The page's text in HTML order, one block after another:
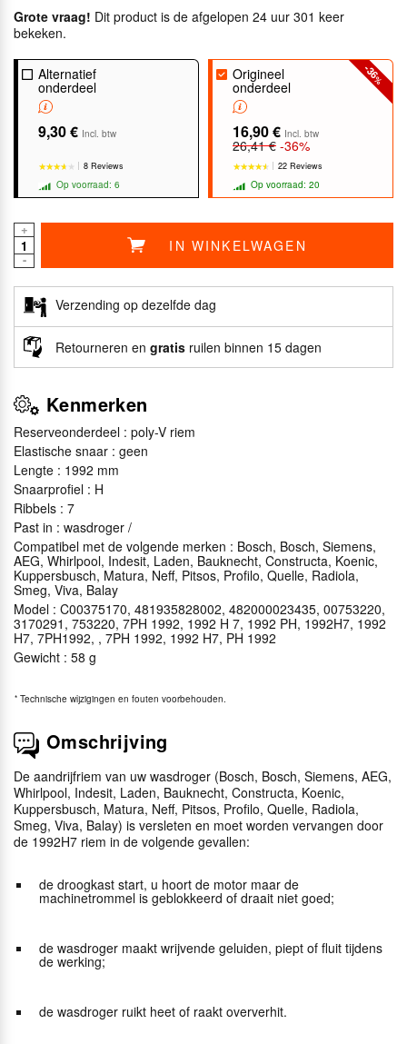
Grote vraag! Dit product is de afgelopen 24 uur 301 keer
bekeken.
Alternatief
onderdeel
9,30 € Incl. btw
8 Reviews
Op voorraad: 6
-36
%
Origineel
onderdeel
16,90 € Incl. btw
26,41 € -36%
22 Reviews
Op voorraad: 20
+
-
IN WINKELWAGEN
Verzending op dezelfde dag
Retourneren en gratis ruilen binnen 15 dagen
Kenmerken
Reserveonderdeel : poly-V riem
Elastische snaar : geen
Lengte : 1992 mm
Snaarprofiel : H
Ribbels : 7
Past in : wasdroger /
Compatibel met de volgende merken : Bosch, Bosch, Siemens,
AEG, Whirlpool, Indesit, Laden, Bauknecht, Constructa, Koenic,
Kuppersbusch, Matura, Neff, Pitsos, Profilo, Quelle, Radiola,
Smeg, Viva, Balay
Model : C00375170, 481935828002, 482000023435, 00753220,
3170291, 753220, 7PH 1992, 1992 H 7, 1992 PH, 1992H7, 1992
H7, 7PH1992, , 7PH 1992, 1992 H7, PH 1992
Gewicht : 58 g
* Technische wijzigingen en fouten voorbehouden.
Omschrijving
De aandrijfriem van uw wasdroger (Bosch, Bosch, Siemens, AEG,
Whirlpool, Indesit, Laden, Bauknecht, Constructa, Koenic,
Kuppersbusch, Matura, Neff, Pitsos, Profilo, Quelle, Radiola,
Smeg, Viva, Balay) is versleten en moet worden vervangen door
de 1992H7 riem in de volgende gevallen:
de droogkast start, u hoort de motor maar de
machinetrommel is geblokkeerd of draait niet goed;
de wasdroger maakt wrijvende geluiden, piept of fluit tijdens
de werking;
de wasdroger ruikt heet of raakt oververhit.